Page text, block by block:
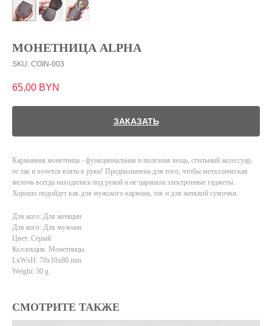
МОНЕТНИЦА ALPHA
SKU: COIN-003
65,00 BYN
ЗАКАЗАТЬ
Карманная монетница - функциональная и полезная вещь, стильный аксессуар,
ее так и хочется взять в руки! Предназначена для того, чтобы металлическая
мелочь всегда находилась под рукой и не царапала электронные гаджеты.
Хорошо подойдет как для мужского кармана, так и для женской сумочки.
Для кого: Для женщин
Для кого: Для мужчин
Цвет: Серый
Коллекция: Монетницы
LxWxH: 70x10x80 mm
Weight: 30 g
СМОТРИТЕ ТАКЖЕ